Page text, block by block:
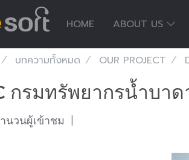
HOME ABOUT US
บทความทั้งหมด OUR PROJECT
กรมทรัพยากรน้ำบาด
นวนผู้เข้าชม